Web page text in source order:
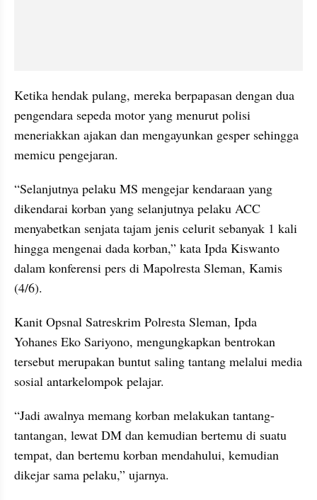
Ketika hendak pulang, mereka berpapasan dengan dua
pengendara sepeda motor yang menurut polisi
meneriakkan ajakan dan mengayunkan gesper sehingga
memicu pengejaran.
“Selanjutnya pelaku MS mengejar kendaraan yang
dikendarai korban yang selanjutnya pelaku ACC
menyabetkan senjata tajam jenis celurit sebanyak 1 kali
hingga mengenai dada korban,” kata Ipda Kiswanto
dalam konferensi pers di Mapolresta Sleman, Kamis
(4/6).
Kanit Opsnal Satreskrim Polresta Sleman, Ipda
Yohanes Eko Sariyono, mengungkapkan bentrokan
tersebut merupakan buntut saling tantang melalui media
sosial antarkelompok pelajar.
“Jadi awalnya memang korban melakukan tantang-
tantangan, lewat DM dan kemudian bertemu di suatu
tempat, dan bertemu korban mendahului, kemudian
dikejar sama pelaku,” ujarnya.